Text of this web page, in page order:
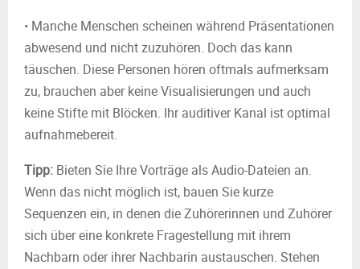
• Manche Menschen scheinen während Präsentationen
abwesend und nicht zuzuhören. Doch das kann
täuschen. Diese Personen hören oftmals aufmerksam
zu, brauchen aber keine Visualisierungen und auch
keine Stifte mit Blöcken. Ihr auditiver Kanal ist optimal
aufnahmebereit.
Tipp: Bieten Sie Ihre Vorträge als Audio-Dateien an.
Wenn das nicht möglich ist, bauen Sie kurze
Sequenzen ein, in denen die Zuhörerinnen und Zuhörer
sich über eine konkrete Fragestellung mit ihrem
Nachbarn oder ihrer Nachbarin austauschen. Stehen